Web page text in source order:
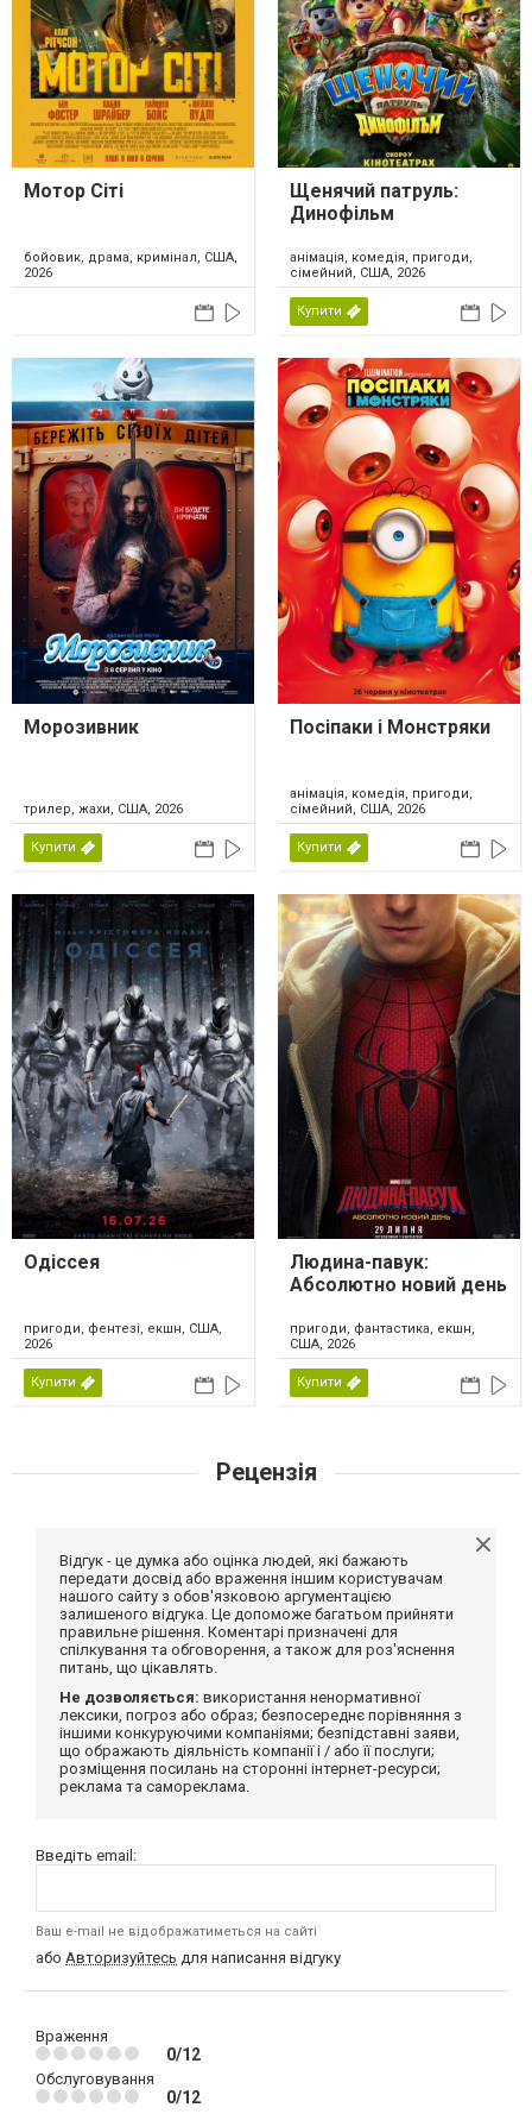
Мотор Сіті
бойовик, драма, кримінал, США,
2026
Щенячий патруль:
Динофільм
анімація, комедія, пригоди,
сімейний, США, 2026
Купити
Морозивник
трилер, жахи, США, 2026
Купити
Посіпаки і Монстряки
анімація, комедія, пригоди,
сімейний, США, 2026
Купити
Одіссея
пригоди, фентезі, екшн, США,
2026
Купити
Людина-павук:
Абсолютно новий день
пригоди, фантастика, екшн,
США, 2026
Купити
Рецензія
Відгук - це думка або оцінка людей, які бажають
передати досвід або враження іншим користувачам
нашого сайту з обов'язковою аргументацією
залишеного відгука. Це допоможе багатьом прийняти
правильне рішення. Коментарі призначені для
спілкування та обговорення, а також для роз'яснення
питань, що цікавлять.
Не дозволяється: використання ненормативної
лексики, погроз або образ; безпосереднє порівняння з
іншими конкуруючими компаніями; безпідставні заяви,
що ображають діяльність компанії і / або її послуги;
розміщення посилань на сторонні інтернет-ресурси;
реклама та самореклама.
Введіть email:
Ваш e-mail не відображатиметься на сайті
або Авторизуйтесь для написання відгуку
Враження
0/12
Обслуговування
0/12